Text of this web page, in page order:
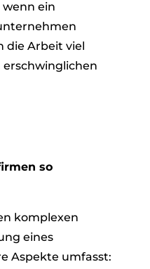
wenn ein
die Arbeit viel
erschwinglichen
so
komplexen
eines
Aspekte umfasst: